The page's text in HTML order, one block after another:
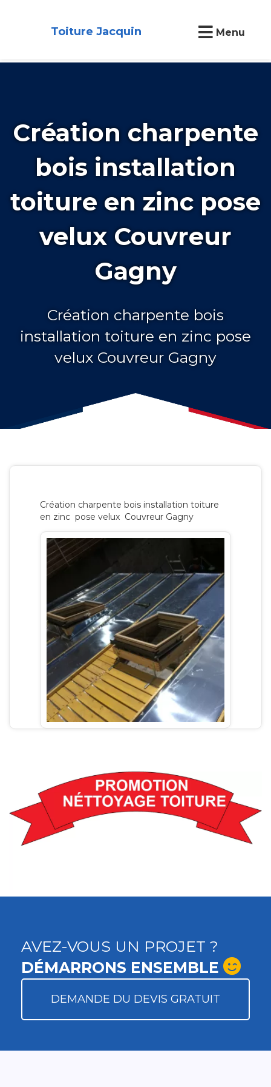
Toiture Jacquin Menu
Création charpente
bois installation
toiture en zinc pose
velux Couvreur
Gagny
Création charpente bois
installation toiture en zinc pose
velux Couvreur Gagny
Création charpente bois installation toiture
en zinc pose velux Couvreur Gagny
AVEZ-VOUS UN PROJET ?
DÉMARRONS ENSEMBLE
DEMANDE DU DEVIS GRATUIT